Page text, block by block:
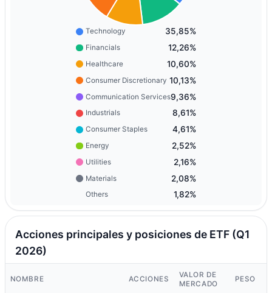
Technology 35,85%
Financials 12,26%
Healthcare 10,60%
Consumer Discretionary 10,13%
Communication Services9,36%
Industrials 8,61%
Consumer Staples 4,61%
Energy 2,52%
Utilities 2,16%
Materials 2,08%
Others 1,82%
Acciones principales y posiciones de ETF (Q1
2026)
NOMBRE ACCIONES
VALOR DE
MERCADO
PESO